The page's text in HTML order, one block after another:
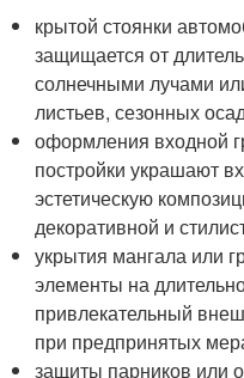
крытой стоянки
защищается от
солнечными лучами
листьев, сезонных
оформления входной
постройки украшают
эстетическую
декоративной и
укрытия мангала или
элементы на
привлекательный
при предпринятых
защиты парников или